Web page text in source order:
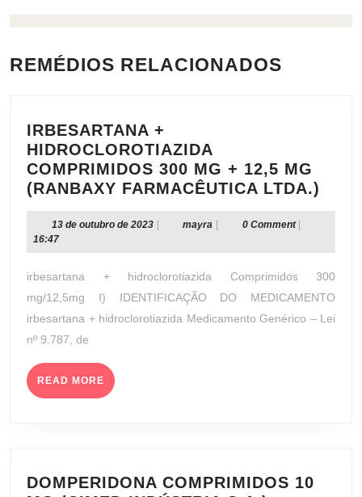
REMÉDIOS RELACIONADOS
IRBESARTANA +
HIDROCLOROTIAZIDA
COMPRIMIDOS 300 MG + 12,5 MG
(RANBAXY FARMACÊUTICA LTDA.)
+
MG
+
12,5
13 de outubro de 202313
outubro
2023
mayra mayra 0 Comment
16:47
irbesartana + hidroclorotiazida Comprimidos 300
mg/12,5mg I) IDENTIFICAÇÃO DO MEDICAMENTO
irbesartana + hidroclorotiazida Medicamento Genérico – Lei
nº 9.787, de
READ MORE READ
MORE
DOMPERIDONA COMPRIMIDOS 10